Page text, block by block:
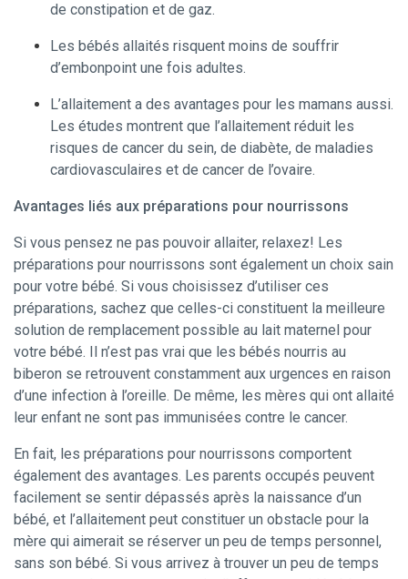
de constipation et de gaz.
Les bébés allaités risquent moins de souffrir
d’embonpoint une fois adultes.
L’allaitement a des avantages pour les mamans aussi.
Les études montrent que l’allaitement réduit les
risques de cancer du sein, de diabète, de maladies
cardiovasculaires et de cancer de l’ovaire.
Avantages liés aux préparations pour nourrissons
Si vous pensez ne pas pouvoir allaiter, relaxez! Les
préparations pour nourrissons sont également un choix sain
pour votre bébé. Si vous choisissez d’utiliser ces
préparations, sachez que celles-ci constituent la meilleure
solution de remplacement possible au lait maternel pour
votre bébé. Il n’est pas vrai que les bébés nourris au
biberon se retrouvent constamment aux urgences en raison
d’une infection à l’oreille. De même, les mères qui ont allaité
leur enfant ne sont pas immunisées contre le cancer.
En fait, les préparations pour nourrissons comportent
également des avantages. Les parents occupés peuvent
facilement se sentir dépassés après la naissance d’un
bébé, et l’allaitement peut constituer un obstacle pour la
mère qui aimerait se réserver un peu de temps personnel,
sans son bébé. Si vous arrivez à trouver un peu de temps